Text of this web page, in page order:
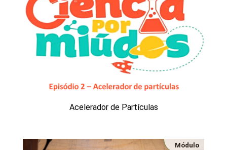
Acelerador de Partículas
Módulo